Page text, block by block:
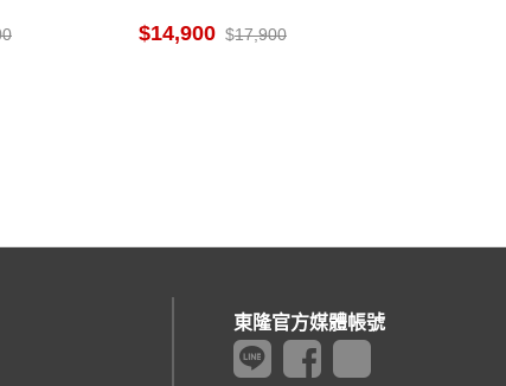
14,900 17,900
東隆官方媒體帳號